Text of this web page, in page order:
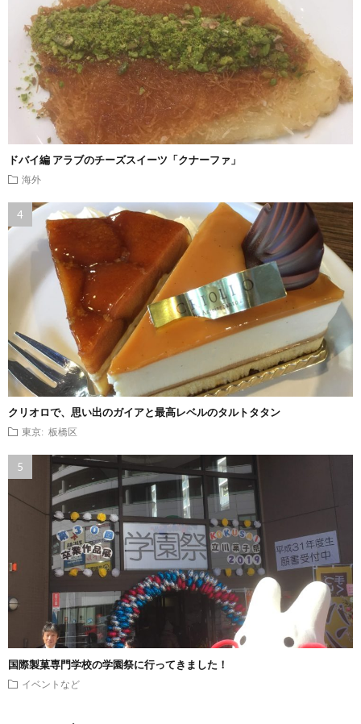
ドバイ編 アラブのチーズスイーツ「クナーファ」
海外
クリオロで、思い出のガイアと最高レベルのタルトタタン
東京: 板橋区
国際製菓専門学校の学園祭に行ってきました！
イベントなど